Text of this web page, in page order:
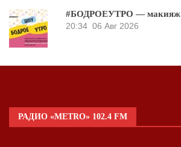
#БОДРОЕУТРО — макияж
20:34 06 Авг 2026
РАДИО «METRO» 102.4 FM